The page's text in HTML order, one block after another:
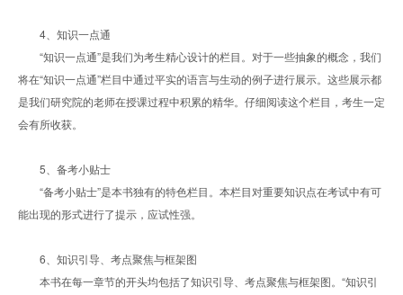
4、知识一点通
“知识一点通”是我们为考生精心设计的栏目。对于一些抽象的概念，我们
将在“知识一点通”栏目中通过平实的语言与生动的例子进行展示。这些展示都
是我们研究院的老师在授课过程中积累的精华。仔细阅读这个栏目，考生一定
会有所收获。
5、备考小贴士
“备考小贴士”是本书独有的特色栏目。本栏目对重要知识点在考试中有可
能出现的形式进行了提示，应试性强。
6、知识引导、考点聚焦与框架图
本书在每一章节的开头均包括了知识引导、考点聚焦与框架图。“知识引